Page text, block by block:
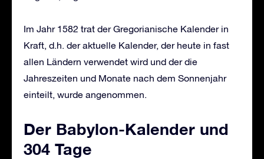
Im Jahr 1582 trat der Gregorianische Kalender in
Kraft, d.h. der aktuelle Kalender, der heute in fast
allen Ländern verwendet wird und der die
Jahreszeiten und Monate nach dem Sonnenjahr
einteilt, wurde angenommen.
Der Babylon-Kalender und
304 Tage